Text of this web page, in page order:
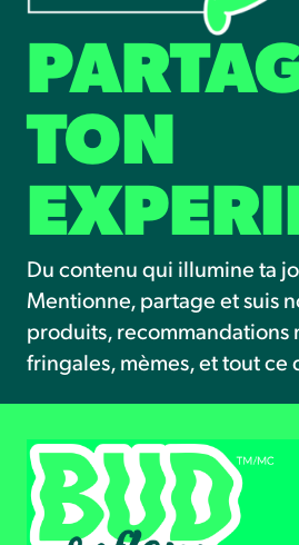
TON
Du contenu qui illumine ta
Mentionne, partage et suis
produits, recommandations
fringales, mèmes, et tout ce